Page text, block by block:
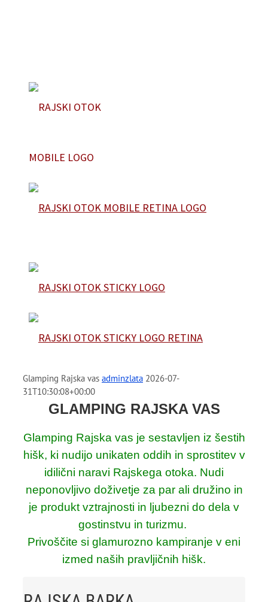
Glamping Rajska vas adminzlata 2026-07-
31T10:30:08+00:00
GLAMPING RAJSKA VAS
Glamping Rajska vas je sestavljen iz šestih
hišk, ki nudijo unikaten oddih in sprostitev v
idilični naravi Rajskega otoka. Nudi
neponovljivo doživetje za par ali družino in
je produkt vztrajnosti in ljubezni do dela v
gostinstvu in turizmu.
Privoščite si glamurozno kampiranje v eni
izmed naših pravljičnih hišk.